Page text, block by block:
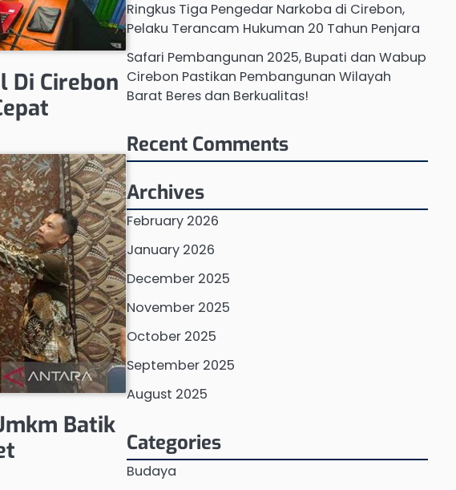
Di Cirebon
Batik
Ringkus Tiga Pengedar Narkoba di Cirebon,
Pelaku Terancam Hukuman 20 Tahun Penjara
Safari Pembangunan 2025, Bupati dan Wabup
Cirebon Pastikan Pembangunan Wilayah
Barat Beres dan Berkualitas!
Recent Comments
Archives
February 2026
January 2026
December 2025
November 2025
October 2025
September 2025
August 2025
Categories
Budaya